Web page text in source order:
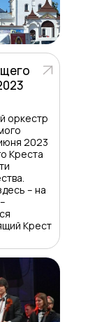
оркестр
2023
Креста
– на
Крест